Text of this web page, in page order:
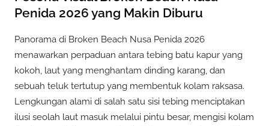
Penida 2026 yang Makin Diburu
Panorama di Broken Beach Nusa Penida 2026
menawarkan perpaduan antara tebing batu kapur yang
kokoh, laut yang menghantam dinding karang, dan
sebuah teluk tertutup yang membentuk kolam raksasa.
Lengkungan alami di salah satu sisi tebing menciptakan
ilusi seolah laut masuk melalui pintu besar, mengisi kolam